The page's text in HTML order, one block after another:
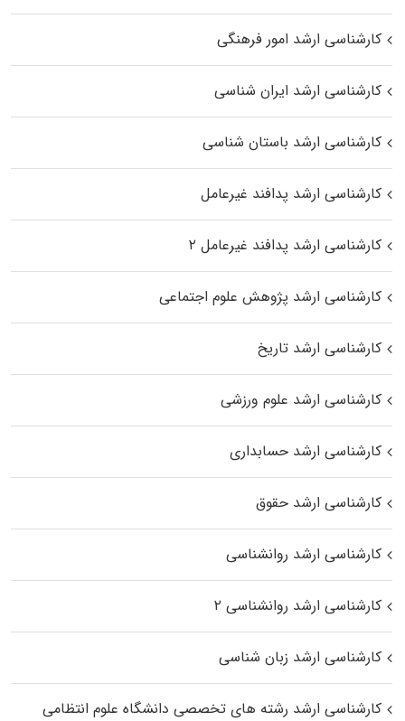
کارشناسی ارشد امور فرهنگی
کارشناسی ارشد ایران شناسی
کارشناسی ارشد باستان شناسی
کارشناسی ارشد پدافند غیرعامل
کارشناسی ارشد پدافند غیرعامل ۲
کارشناسی ارشد پژوهش علوم اجتماعی
کارشناسی ارشد تاریخ
کارشناسی ارشد علوم ورزشی
کارشناسی ارشد حسابداری
کارشناسی ارشد حقوق
کارشناسی ارشد روانشناسی
کارشناسی ارشد روانشناسی ۲
کارشناسی ارشد زبان شناسی
کارشناسی ارشد رﺷﺘﻪ ﻫﺎی تخصصی داﻧﺸﮕﺎه ﻋﻠﻮم انتظامی